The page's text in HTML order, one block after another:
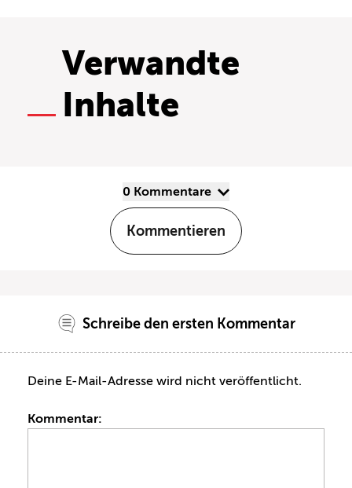
Verwandte
Inhalte
0 Kommentare
Kommentieren
Schreibe den ersten Kommentar
Deine E-Mail-Adresse wird nicht veröffentlicht.
Kommentar: